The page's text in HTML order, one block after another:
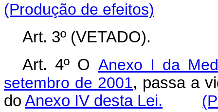
(Produção de efeitos)
Art. 3º (VETADO).
Art. 4º O Anexo I da
setembro de 2001, passa a
do Anexo IV desta Lei.